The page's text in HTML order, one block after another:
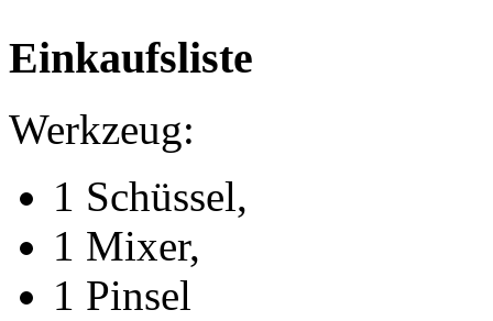
Einkaufsliste
Werkzeug:
1 Schüssel,
1 Mixer,
1 Pinsel